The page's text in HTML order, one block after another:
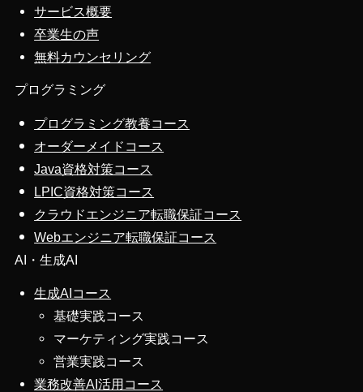
サービス概要
卒業生の声
無料カウンセリング
プログラミング
プログラミング教養コース
オーダーメイドコース
Java資格対策コース
LPIC資格対策コース
クラウドエンジニア転職保証コース
Webエンジニア転職保証コース
AI・生成AI
生成AIコース
基礎実践コース
マーケティング実践コース
営業実践コース
業務改善AI活用コース